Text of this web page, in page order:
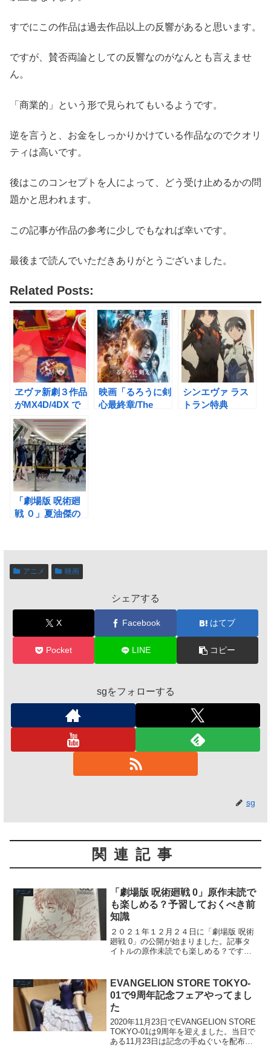
すでにこの作品は過去作品以上の反響があると思います。
ですが、賛否両論としての反響なのがなんとも言えませ
ん。
「商業的」という形で見られてもいるようです。
逆を言うと、お金をしっかりかけている作品なのでクオリ
ティは高いです。
後はこのコンセプトを人によって、どう受け止めるかの問
題かと思われます。
この記事が作品の参考に少しでもなれば幸いです。
最後まで読んでいただきありがとうございました。
Related Posts:
ヱヴァ新劇３作品
がMX4D/4DX で
公開
映画「るろうに剣
心最終章/The
シンエヴァ ラス
トラン特典
「劇場版 呪術廻
戦 ０」夏油傑の
ったのか？（ネタ
バレ）
アニメ 映画
シェアする
X Facebook はてブ
Pocket LINE コピー
sgをフォローする
sg
関連記事
アニメ
「劇場版 呪術廻戦 0」原作未読で
も楽しめる？予習しておくべき前
知識
２０２１年１２月２４日に「劇場版 呪術
廻戦 0」の公開が始まりました。記事タ
イトルの原作未読でも楽しめる？です
戦 0」の原作は「呪術廻戦 0 東京都立呪
術高等専門学...
アニメ
EVANGELION STORE TOKYO-
01で9周年記念フェアやってまし
た
2020年11月23日でEVANGELION STORE
TOKYO-01は9周年を迎えました。当日で
ある11月23日は記念の手ぬぐいを配布し